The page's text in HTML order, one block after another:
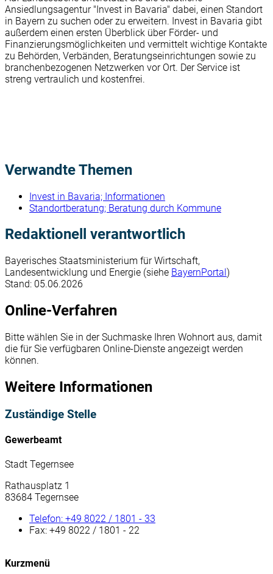
Ansiedlungsagentur "Invest in Bavaria" dabei, einen Standort
in Bayern zu suchen oder zu erweitern. Invest in Bavaria gibt
außerdem einen ersten Überblick über Förder- und
Finanzierungsmöglichkeiten und vermittelt wichtige Kontakte
zu Behörden, Verbänden, Beratungseinrichtungen sowie zu
branchenbezogenen Netzwerken vor Ort. Der Service ist
streng vertraulich und kostenfrei.
Verwandte Themen
Invest in Bavaria; Informationen
Standortberatung; Beratung durch Kommune
Redaktionell verantwortlich
Bayerisches Staatsministerium für Wirtschaft,
Landesentwicklung und Energie (siehe BayernPortal )
Stand: 05.06.2026
Online-Verfahren
Bitte wählen Sie in der Suchmaske Ihren Wohnort aus, damit
die für Sie verfügbaren Online-Dienste angezeigt werden
können.
Weitere Informationen
Zuständige Stelle
Gewerbeamt
Stadt Tegernsee
Rathausplatz 1
83684 Tegernsee
Telefon: +49 8022 / 1801 - 33
Fax: +49 8022 / 1801 - 22
Kurzmenü